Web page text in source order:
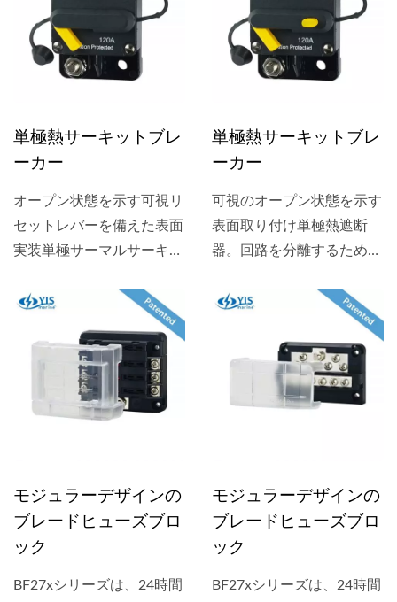
単極熱サーキットブレ
ーカー
オープン状態を示す可視リ
セットレバーを備えた表面
実装単極サーマルサーキッ
SAE...
単極熱サーキットブレ
ーカー
可視のオープン状態を示す
表面取り付け単極熱遮断
器。回路を分離するための
認はSAE...
モジュラーデザインの
ブレードヒューズブロ
ック
BF27xシリーズは、24時間
モジュラーデザインの
ブレードヒューズブロ
ック
BF27xシリーズは、24時間